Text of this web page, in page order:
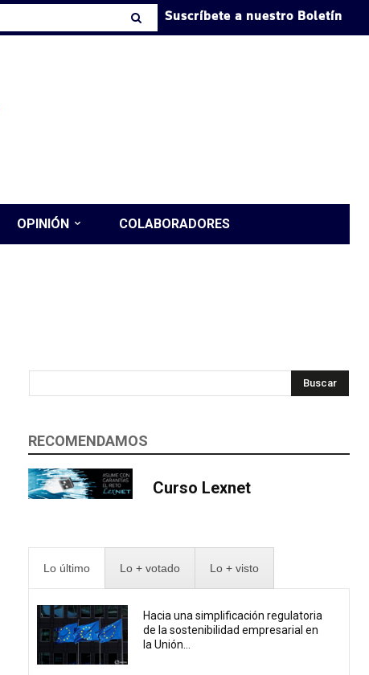
Suscríbete a nuestro Boletín
OPINIÓN COLABORADORES
Buscar
RECOMENDAMOS
Curso Lexnet
Lo último Lo + votado Lo + visto
Hacia una simplificación regulatoria
de la sostenibilidad empresarial en
la Unión...